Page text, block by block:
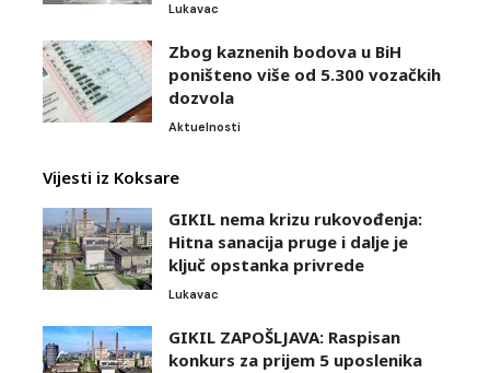
Lukavac
Zbog kaznenih bodova u BiH
poništeno više od 5.300 vozačkih
dozvola
Aktuelnosti
Vijesti iz Koksare
GIKIL nema krizu rukovođenja:
Hitna sanacija pruge i dalje je
ključ opstanka privrede
Lukavac
GIKIL ZAPOŠLJAVA: Raspisan
konkurs za prijem 5 uposlenika